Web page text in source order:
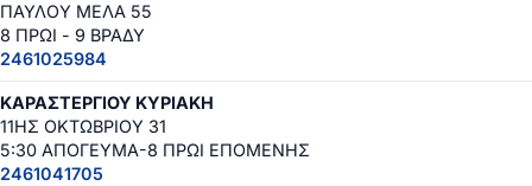
ΠΑΥΛΟΥ ΜΕΛΑ 55
8 ΠΡΩΙ - 9 ΒΡΑΔΥ
2461025984
ΚΑΡΑΣΤΕΡΓΙΟΥ ΚΥΡΙΑΚΗ
11ΗΣ ΟΚΤΩΒΡΙΟΥ 31
5:30 ΑΠΟΓΕΥΜΑ-8 ΠΡΩΙ ΕΠΟΜΕΝΗΣ
2461041705